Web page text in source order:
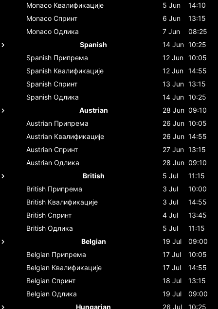
Monaco Квалификације 5 Jun
14:10
Monaco Спринт 6 Jun
13:15
Monaco Одлика 7 Jun
08:25
Spanish
14 Jun 10:25
Spanish Припрема 12 Jun 10:05
Spanish Квалификације 12 Jun 14:55
Spanish Спринт 13 Jun 13:15
Spanish Одлика 14 Jun 10:25
Austrian
28 Jun 09:10
Austrian Припрема 26 Jun 10:05
Austrian Квалификације 26 Jun 14:55
Austrian Спринт 27 Jun 13:15
Austrian Одлика 28 Jun 09:10
British
5 Jul
11:15
British Припрема 3 Jul
10:00
British Квалификације 3 Jul
14:55
British Спринт 4 Jul
13:45
British Одлика 5 Jul
11:15
Belgian
19 Jul
09:00
Belgian Припрема 17 Jul
10:05
Belgian Квалификације 17 Jul
14:55
Belgian Спринт 18 Jul
13:15
Belgian Одлика 19 Jul
09:00
Hungarian
26 Jul
10:25